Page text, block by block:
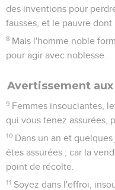
des inventions pour
fausses, et le pauvre dont
8 Mais l'homme noble
pour agir avec noblesse.
Avertissement
9 Femmes insouciantes,
qui vous tenez assurées,
10 Dans un an et
êtes assurées ; car la
point de récolte.
11 Soyez dans l'effroi,